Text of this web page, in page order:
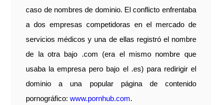
caso de nombres de dominio. El conflicto enfrentaba
a dos empresas competidoras en el mercado de
servicios médicos y una de ellas registró el nombre
de la otra bajo .com (era el mismo nombre que
usaba la empresa pero bajo el .es) para redirigir el
dominio a una popular página de contenido
pornográfico:www.pornhub.com.